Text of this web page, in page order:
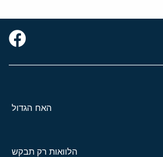
האח הגדול
הלוואות רק תבקש